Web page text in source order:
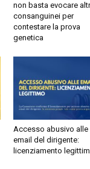
non basta evocare altri
consanguinei per
contestare la prova
genetica
Accesso abusivo alle
email del dirigente:
licenziamento legittimo